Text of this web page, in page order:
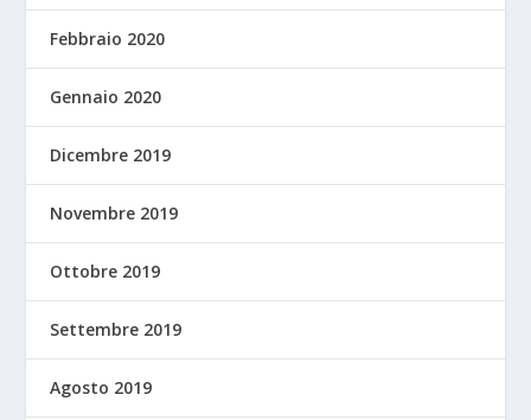
Febbraio 2020
Gennaio 2020
Dicembre 2019
Novembre 2019
Ottobre 2019
Settembre 2019
Agosto 2019